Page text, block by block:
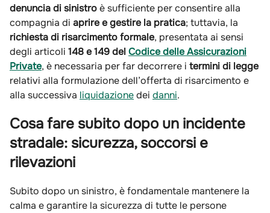
denuncia di sinistroè sufficiente per consentire alla
compagnia di aprire e gestire la pratica; tuttavia, la
richiesta di risarcimento formale, presentata ai sensi
degli articoli 148 e 149 del Codice delle Assicurazioni
Private, è necessaria per far decorrere i termini di legge
relativi alla formulazione dell’offerta di risarcimento e
alla successiva liquidazionedei danni.
Cosa fare subito dopo un incidente
stradale: sicurezza, soccorsi e
rilevazioni
Subito dopo un sinistro, è fondamentale mantenere la
calma e garantire la sicurezza di tutte le persone